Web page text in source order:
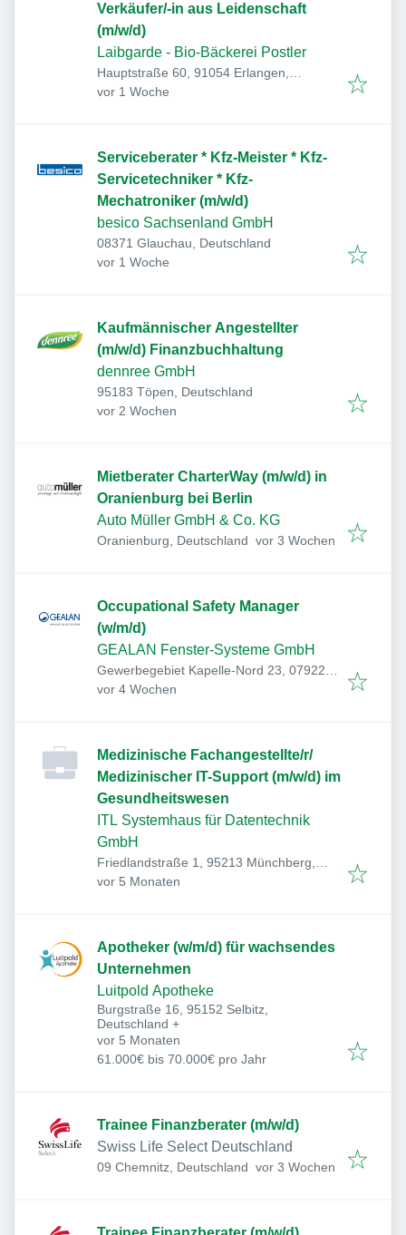
Verkäufer/-in aus Leidenschaft
(m/w/d)
Laibgarde - Bio-Bäckerei Postler
Hauptstraße 60, 91054 Erlangen,
Deutschland
Veröffentlicht
vor 1 Woche
Serviceberater * Kfz-Meister * Kfz-
Servicetechniker * Kfz-
Mechatroniker (m/w/d)
besico Sachsenland GmbH
08371 Glauchau, Deutschland
Veröffentlicht
vor 1 Woche
Kaufmännischer Angestellter
(m/w/d) Finanzbuchhaltung
dennree GmbH
95183 Töpen, Deutschland
Veröffentlicht:
vor 2 Wochen
Mietberater CharterWay (m/w/d) in
Oranienburg bei Berlin
Auto Müller GmbH & Co. KG
Oranienburg, Deutschland Veröffentlicht:
vor 3 Wochen
Occupational Safety Manager
(w/m/d)
GEALAN Fenster-Systeme GmbH
Gewerbegebiet Kapelle-Nord 23, 07922
Tanna, Deutschland
Veröffentlicht:
vor 4 Wochen
Medizinische Fachangestellte/r/
Medizinischer IT-Support (m/w/d) im
Gesundheitswesen
ITL Systemhaus für Datentechnik
GmbH
Friedlandstraße 1, 95213 Münchberg,
Deutschland
Veröffentlicht:
vor 5 Monaten
Apotheker (w/m/d) für wachsendes
Unternehmen
Luitpold Apotheke
Burgstraße 16, 95152 Selbitz,
Deutschland +
Veröffentlicht:
vor 5 Monaten
61.000€ bis 70.000€ pro Jahr
Trainee Finanzberater (m/w/d)
Swiss Life Select Deutschland
09 Chemnitz, Deutschland Veröffentlicht:
vor 3 Wochen